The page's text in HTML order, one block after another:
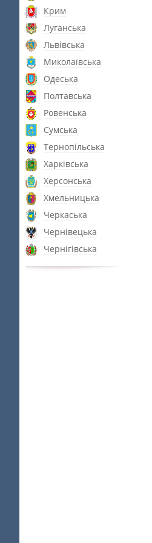
Крим
Луганська
Львівська
Миколаївська
Одеська
Полтавська
Ровенська
Сумська
Тернопільська
Харківська
Херсонська
Хмельницька
Черкаська
Чернівецька
Чернігівська